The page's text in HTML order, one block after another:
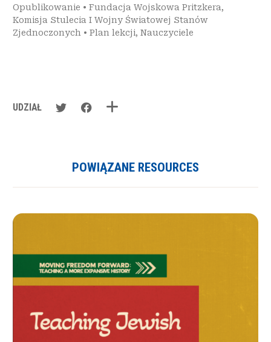
Opublikowanie • Fundacja Wojskowa Pritzkera,
Komisja Stulecia I Wojny Światowej Stanów
Zjednoczonych • Plan lekcji, Nauczyciele
UDZIAŁ
POWIĄZANE RESOURCES